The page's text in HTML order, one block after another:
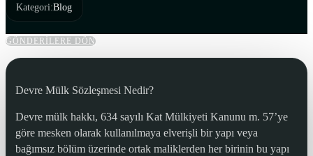
Kategori:Blog
GÖNDERİLERE DÖN
Devre Mülk Sözleşmesi Nedir?
Devre mülk hakkı, 634 sayılı Kat Mülkiyeti Kanunu m. 57’ye
göre mesken olarak kullanılmaya elverişli bir yapı veya
bağımsız bölüm üzerinde ortak maliklerden her birinin bu yapı